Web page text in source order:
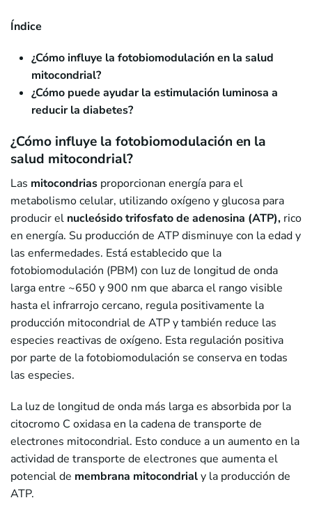
Índice
¿Cómo influye la fotobiomodulación en la salud
mitocondrial?
¿Cómo puede ayudar la estimulación luminosa a
reducir la diabetes?
¿Cómo influye la fotobiomodulación en la
salud mitocondrial?
Las mitocondrias proporcionan energía para el
metabolismo celular, utilizando oxígeno y glucosa para
producir el nucleósido trifosfato de adenosina (ATP), rico
en energía. Su producción de ATP disminuye con la edad y
las enfermedades. Está establecido que la
fotobiomodulación (PBM) con luz de longitud de onda
larga entre ~650 y 900 nm que abarca el rango visible
hasta el infrarrojo cercano, regula positivamente la
producción mitocondrial de ATP y también reduce las
especies reactivas de oxígeno. Esta regulación positiva
por parte de la fotobiomodulación se conserva en todas
las especies.
La luz de longitud de onda más larga es absorbida por la
citocromo C oxidasa en la cadena de transporte de
electrones mitocondrial. Esto conduce a un aumento en la
actividad de transporte de electrones que aumenta el
potencial de membrana mitocondrialy la producción de
ATP.